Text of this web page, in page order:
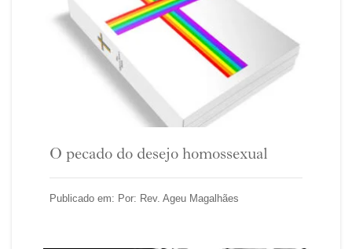
O pecado do desejo homossexual
Publicado em: Por: Rev. Ageu Magalhães